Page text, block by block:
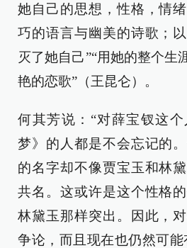
她自己的思想，性格，情
巧的语言与幽美的诗歌；
灭了她自己”“用她的整个生
艳的恋歌”（王昆仑）。
何其芳说：“对薛宝钗这
梦》的人都是不会忘记的
的名字却不像贾宝玉和林
共名。这或许是这个性格
林黛玉那样突出。因此，
争论，而且现在也仍然可能